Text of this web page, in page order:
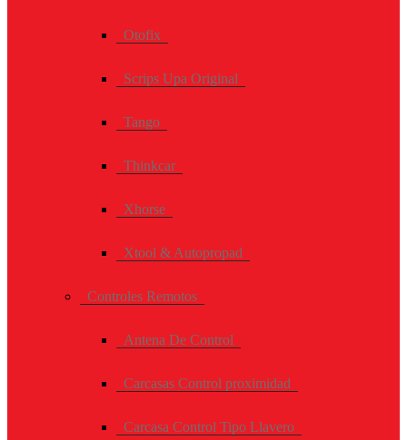
Otofix
Scrips Upa Original
Tango
Thinkcar
Xhorse
Xtool & Autopropad
Controles Remotos
Antena De Control
Carcasas Control proximidad
Carcasa Control Tipo Llavero